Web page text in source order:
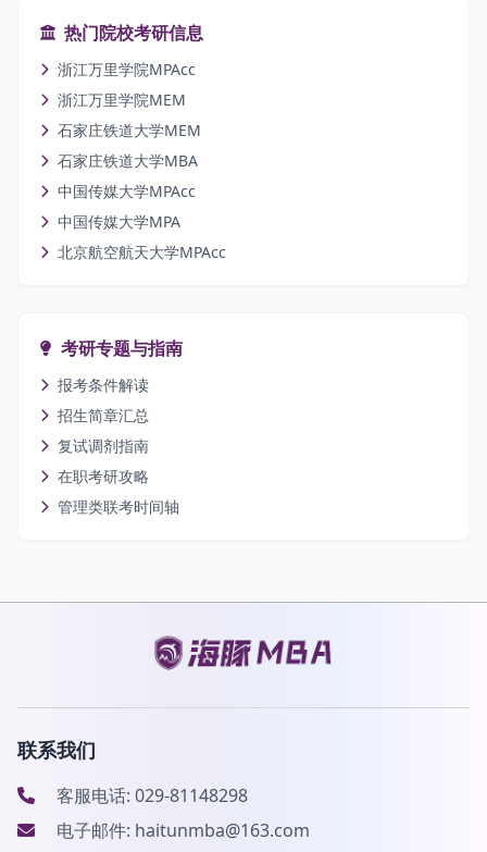
热门院校考研信息
浙江万里学院MPAcc
浙江万里学院MEM
石家庄铁道大学MEM
石家庄铁道大学MBA
中国传媒大学MPAcc
中国传媒大学MPA
北京航空航天大学MPAcc
考研专题与指南
报考条件解读
招生简章汇总
复试调剂指南
在职考研攻略
管理类联考时间轴
联系我们
客服电话: 029-81148298
电子邮件: haitunmba@163.com